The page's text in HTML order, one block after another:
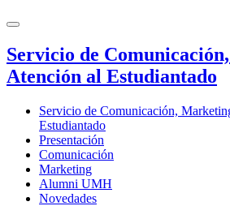
Servicio de
Atención al Estudiantado
Servicio de Comunicación,
Estudiantado
Presentación
Comunicación
Marketing
Alumni UMH
Novedades